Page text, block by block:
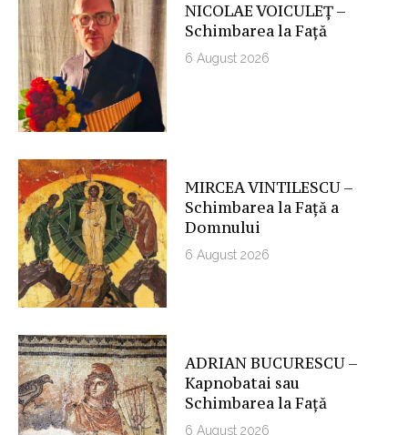
NICOLAE VOICULEȚ –
Schimbarea la Față
6 August 2026
MIRCEA VINTILESCU –
Schimbarea la Față a
Domnului
6 August 2026
ADRIAN BUCURESCU –
Kapnobatai sau
Schimbarea la Față
6 August 2026